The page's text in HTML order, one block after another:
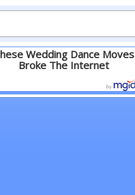
Wedding Dance Moves
Broke The Internet
Детальніше